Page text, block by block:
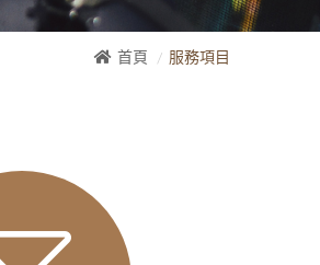
首頁 服務項目